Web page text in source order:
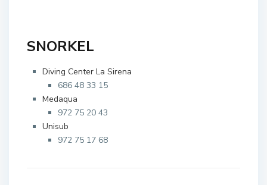
SNORKEL
Diving Center La Sirena
686 48 33 15
Medaqua
972 75 20 43
Unisub
972 75 17 68